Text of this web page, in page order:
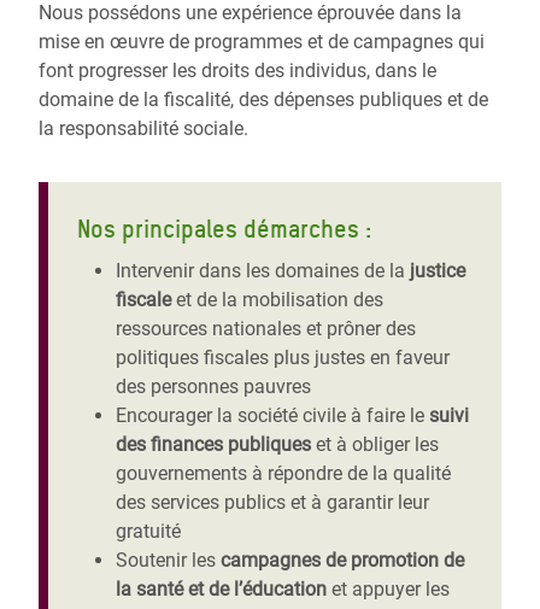
Nous possédons une expérience éprouvée dans la
mise en œuvre de programmes et de campagnes qui
font progresser les droits des individus, dans le
domaine de la fiscalité, des dépenses publiques et de
la responsabilité sociale.
Nos principales démarches :
Intervenir dans les domaines de la justice
fiscaleet de la mobilisation des
ressources nationales et prôner des
politiques fiscales plus justes en faveur
des personnes pauvres
Encourager la société civile à faire le suivi
des finances publiques et à obliger les
gouvernements à répondre de la qualité
des services publics et à garantir leur
gratuité
Soutenir les campagnes de promotion de
la santé et de l’éducation et appuyer les